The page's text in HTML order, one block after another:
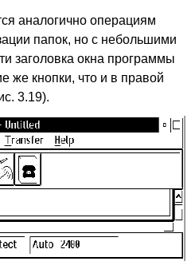
аналогично операциям
папок, но с небольшими
заголовка окна программы
же кнопки, что и в правой
3.19).